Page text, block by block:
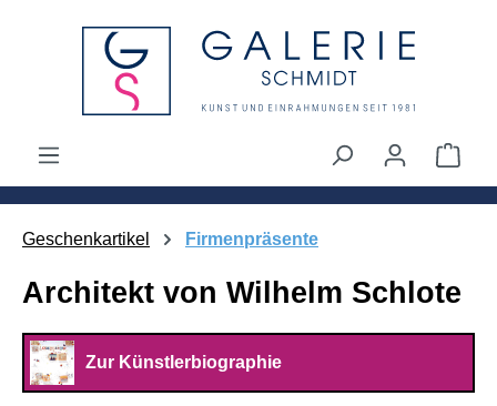
springen
Geschenkartikel Firmenpräsente
Architekt von Wilhelm Schlote
Zur Künstlerbiographie